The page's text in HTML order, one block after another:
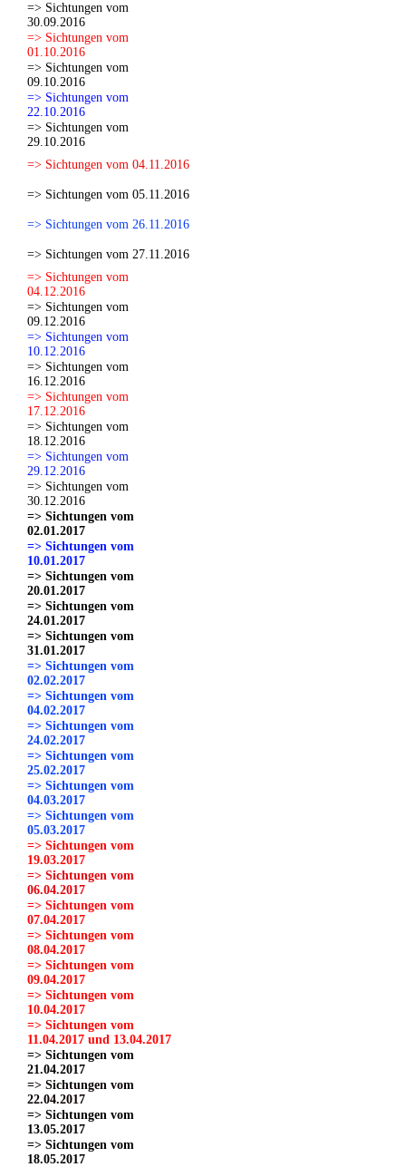
=> Sichtungen vom
30.09.2016
=> Sichtungen vom
01.10.2016
=> Sichtungen vom
09.10.2016
=> Sichtungen vom
22.10.2016
=> Sichtungen vom
29.10.2016
=> Sichtungen vom 04.11.2016
=> Sichtungen vom 05.11.2016
=> Sichtungen vom 26.11.2016
=> Sichtungen vom 27.11.2016
=> Sichtungen vom
04.12.2016
=> Sichtungen vom
09.12.2016
=> Sichtungen vom
10.12.2016
=> Sichtungen vom
16.12.2016
=> Sichtungen vom
17.12.2016
=> Sichtungen vom
18.12.2016
=> Sichtungen vom
29.12.2016
=> Sichtungen vom
30.12.2016
=> Sichtungen vom
02.01.2017
=> Sichtungen vom
10.01.2017
=> Sichtungen vom
20.01.2017
=> Sichtungen vom
24.01.2017
=> Sichtungen vom
31.01.2017
=> Sichtungen vom
02.02.2017
=> Sichtungen vom
04.02.2017
=> Sichtungen vom
24.02.2017
=> Sichtungen vom
25.02.2017
=> Sichtungen vom
04.03.2017
=> Sichtungen vom
05.03.2017
=> Sichtungen vom
19.03.2017
=> Sichtungen vom
06.04.2017
=> Sichtungen vom
07.04.2017
=> Sichtungen vom
08.04.2017
=> Sichtungen vom
09.04.2017
=> Sichtungen vom
10.04.2017
=> Sichtungen vom
11.04.2017 und 13.04.2017
=> Sichtungen vom
21.04.2017
=> Sichtungen vom
22.04.2017
=> Sichtungen vom
13.05.2017
=> Sichtungen vom
18.05.2017